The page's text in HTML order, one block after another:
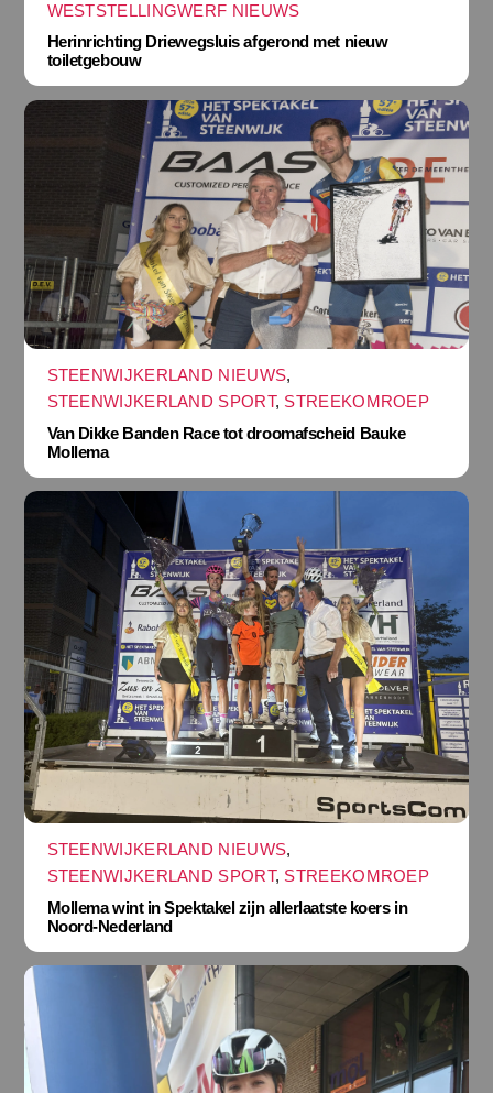
WESTSTELLINGWERF NIEUWS
Herinrichting Driewegsluis afgerond met nieuw
toiletgebouw
STEENWIJKERLAND NIEUWS,
STEENWIJKERLAND SPORT, STREEKOMROEP
Van Dikke Banden Race tot droomafscheid Bauke
Mollema
STEENWIJKERLAND NIEUWS,
STEENWIJKERLAND SPORT, STREEKOMROEP
Mollema wint in Spektakel zijn allerlaatste koers in
Noord-Nederland